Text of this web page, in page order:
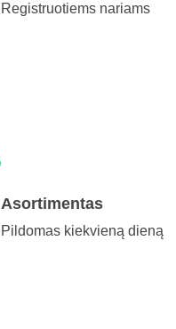
Registruotiems nariams
Asortimentas
Pildomas kiekvieną dieną